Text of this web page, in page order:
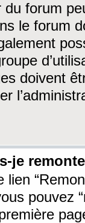
du forum
le forum
doivent
je
lien
pouvez